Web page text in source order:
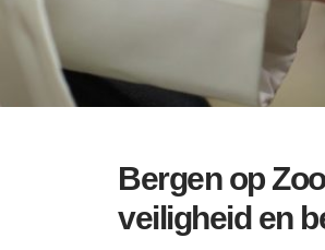
Bergen op
veiligheid en